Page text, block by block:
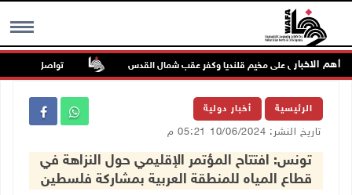
MENU أهم الاخبار تواصل انتهاكات
الرئيسية أخبار دولية
تاريخ النشر: 10/06/2024 05:21 م
تونس: افتتاح المؤتمر الإقليمي حول النزاهة في
قطاع المياه للمنطقة العربية بمشاركة فلسطين